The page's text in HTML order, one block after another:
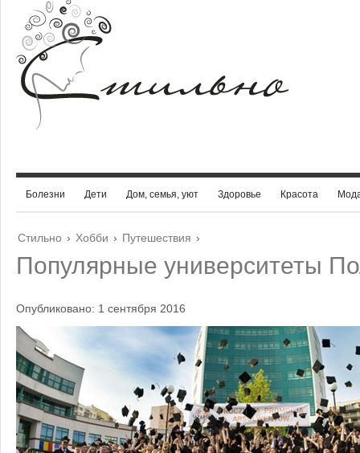
Болезни Дети Дом, семья, уют Здоровье Красота
Стильно › Хобби › Путешествия ›
Популярные университеты
Опубликовано: 1 сентября 2016